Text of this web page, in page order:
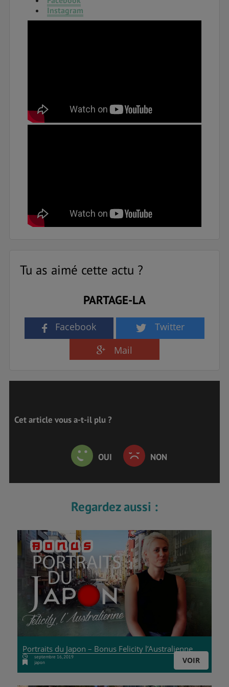
Instagram
Tu as aimé cette actu ?
PARTAGE-LA
Facebook
Twitter
Mail
Cet article vous a-t-il plu ?
OUI NON
Regardez aussi :
Portraits du Japon – Bonus Felicity l’Australienne
VOIR
septembre 16, 2019
japon